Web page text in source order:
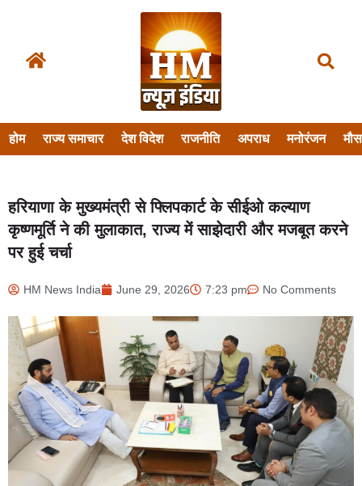
होम राज्य समाचार देश विदेश राजनीति अपराध मनोरंजन
हरियाणा के मुख्यमंत्री से फ्लिपकार्ट के सीईओ कल्याण
कृष्णमूर्ति ने की मुलाकात, राज्य में साझेदारी और मजबूत करने
पर हुई चर्चा
HM News India June 29, 2026 7:23 pm No Comments